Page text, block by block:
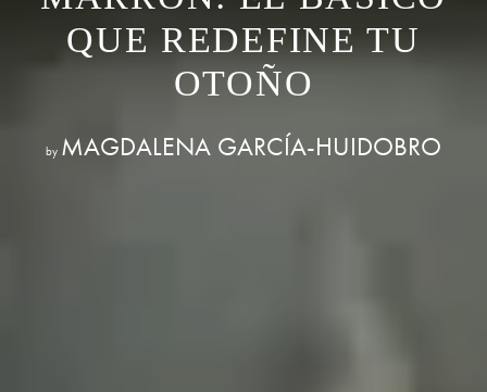
QUE REDEFINE TU
OTOÑO
by MAGDALENA GARCÍA-HUIDOBRO